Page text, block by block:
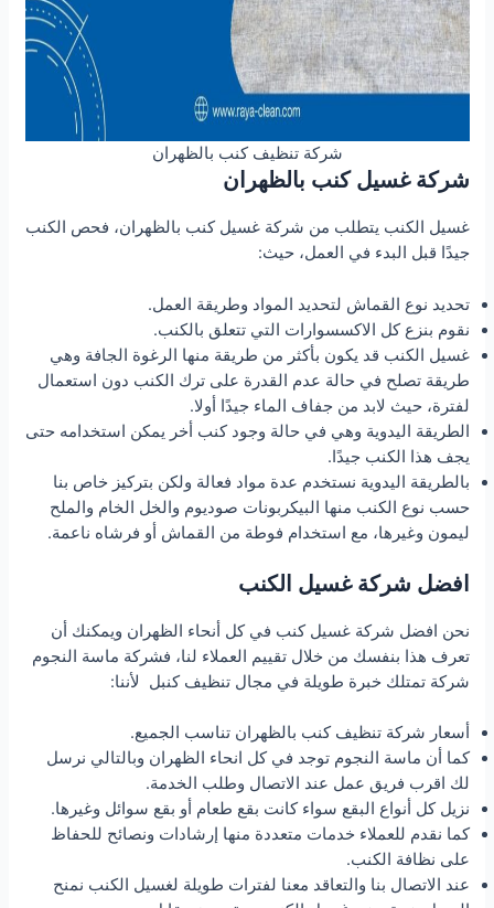
شركة تنظيف كنب بالظهران
شركة غسيل كنب بالظهران
غسيل الكنب يتطلب من شركة غسيل كنب بالظهران، فحص الكنب
جيدًا قبل البدء في العمل، حيث:
تحديد نوع القماش لتحديد المواد وطريقة العمل.
نقوم بنزع كل الاكسسوارات التي تتعلق بالكنب.
غسيل الكنب قد يكون بأكثر من طريقة منها الرغوة الجافة وهي
طريقة تصلح في حالة عدم القدرة على ترك الكنب دون استعمال
لفترة، حيث لابد من جفاف الماء جيدًا أولا.
الطريقة اليدوية وهي في حالة وجود كنب أخر يمكن استخدامه حتى
يجف هذا الكنب جيدًا.
بالطريقة اليدوية نستخدم عدة مواد فعالة ولكن بتركيز خاص بنا
حسب نوع الكنب منها البيكربونات صوديوم والخل الخام والملح
ليمون وغيرها، مع استخدام فوطة من القماش أو فرشاه ناعمة.
افضل شركة غسيل الكنب
نحن افضل شركة غسيل كنب في كل أنحاء الظهران ويمكنك أن
تعرف هذا بنفسك من خلال تقييم العملاء لنا، فشركة ماسة النجوم
شركة تمتلك خبرة طويلة في مجال تنظيف كنبل لأننا:
أسعار شركة تنظيف كنب بالظهران تناسب الجميع.
كما أن ماسة النجوم توجد في كل انحاء الظهران وبالتالي نرسل
لك اقرب فريق عمل عند الاتصال وطلب الخدمة.
نزيل كل أنواع البقع سواء كانت بقع طعام أو بقع سوائل وغيرها.
كما نقدم للعملاء خدمات متعددة منها إرشادات ونصائح للحفاظ
على نظافة الكنب.
عند الاتصال بنا والتعاقد معنا لفترات طويلة لغسيل الكنب نمنح